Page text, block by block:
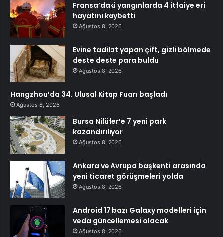
Fransa’daki yangınlarda 4 itfaiye eri
hayatını kaybetti
Ağustos 8, 2026
Evine tadilat yapan çift, gizli bölmede
deste deste para buldu
Ağustos 8, 2026
Hangzhou’da 34. Ulusal Kitap Fuarı başladı
Ağustos 8, 2026
Bursa Nilüfer’e 7 yeni park
kazandırılıyor
Ağustos 8, 2026
Ankara ve Avrupa başkenti arasında
yeni ticaret görüşmeleri yolda
Ağustos 8, 2026
Android 17 bazı Galaxy modelleri için
veda güncellemesi olacak
Ağustos 8, 2026